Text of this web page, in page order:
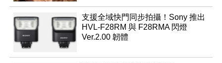
支援全域快門同步拍攝！Sony 推出
HVL-F28RM 與 F28RMA 閃燈
Ver.2.00 韌體